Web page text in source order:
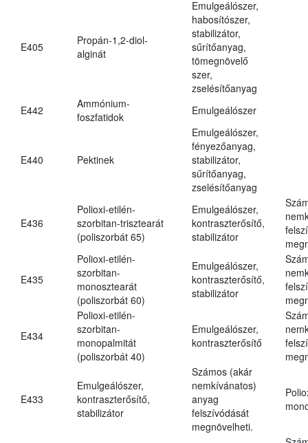
E405
Propán-1,2-diol-
alginát
Emulgeálószer,
habosítószer,
stabilizátor,
sűrítőanyag,
tömegnövelő
szer,
zselésítőanyag
E442
Ammónium-
foszfatidok
Emulgeálószer
E440 Pektinek
Emulgeálószer,
fényezőanyag,
stabilizátor,
sűrítőanyag,
zselésítőanyag
E436
Polioxi-etilén-
szorbitan-trisztearát
(poliszorbát 65)
Emulgeálószer,
kontraszterősítő,
stabilizátor
E435
Polioxi-etilén-
szorbitan-
monosztearát
(poliszorbát 60)
Emulgeálószer,
kontraszterősítő,
stabilizátor
E434
Polioxi-etilén-
szorbitan-
monopalmitát
(poliszorbát 40)
Emulgeálószer,
kontraszterősítő
E433
Emulgeálószer,
kontraszterősítő,
stabilizátor
Számos (akár
nemkívánatos)
anyag
felszívódását
megnövelheti.